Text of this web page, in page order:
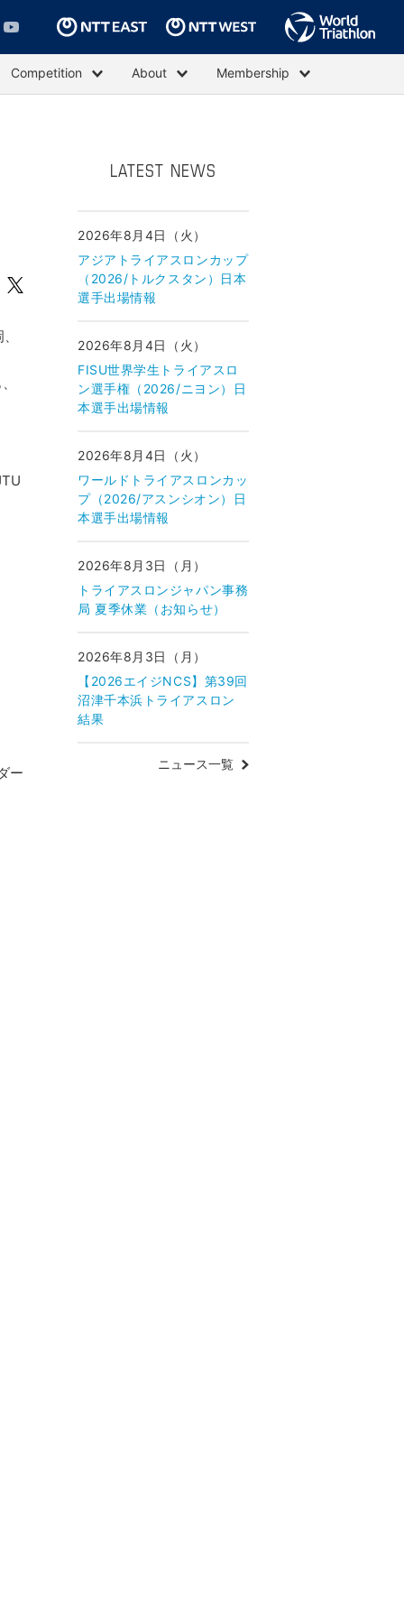
Competition About Membership
ー
LATEST NEWS
2026年8月4日（火）
アジアトライアスロンカップ
（2026/トルクスタン）日本
選手出場情報
2026年8月4日（火）
FISU世界学生トライアスロ
ン選手権（2026/ニヨン）日
本選手出場情報
2026年8月4日（火）
ワールドトライアスロンカッ
プ（2026/アスンシオン）日
本選手出場情報
2026年8月3日（月）
トライアスロンジャパン事務
局 夏季休業（お知らせ）
2026年8月3日（月）
【2026エイジNCS】第39回
沼津千本浜トライアスロン
結果
ニュース一覧